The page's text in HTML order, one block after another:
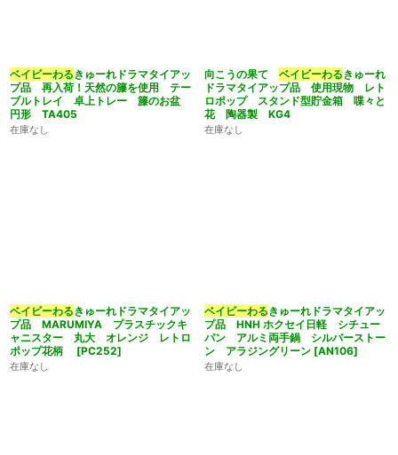
ベイビーわるきゅーれドラマタイアッ
プ品 再入荷！天然の籐を使用 テー
ブルトレイ 卓上トレー 籐のお盆
円形 TA405
在庫なし
向こうの果て ベイビーわるきゅーれ
ドラマタイアップ品 使用現物 レト
ロポップ スタンド型貯金箱 喋々と
花 陶器製 KG4
在庫なし
ベイビーわるきゅーれドラマタイアッ
プ品 MARUMIYA プラスチックキ
ャニスター 丸大 オレンジ レトロ
ポップ花柄
[PC252]
在庫なし
ベイビーわるきゅーれドラマタイアッ
プ品 HNH ホクセイ日軽 シチュー
パン アルミ両手鍋 シルバーストー
ン アラジングリーン [AN106]
在庫なし